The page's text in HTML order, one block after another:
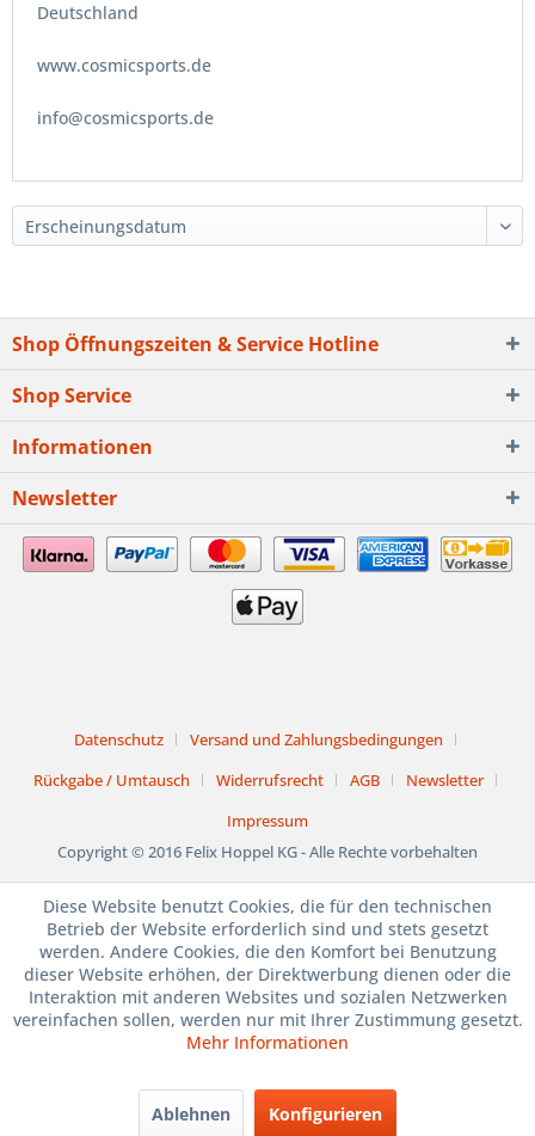
1. bis 15. August
BETRIEBSURLAUB
JULI und AUGUST
SAMSTAG GSCHLOSSEN
Deutschland
www.cosmicsports.de
info@cosmicsports.de
Shop Öffnungszeiten & Service Hotline
Shop Service
Informationen
Newsletter
Datenschutz
Versand und Zahlungsbedingungen
Rückgabe / Umtausch
Widerrufsrecht AGB
Newsletter
Impressum
Copyright © 2016 Felix Hoppel KG - Alle Rechte vorbehalten
Diese Website benutzt Cookies, die für den technischen
Betrieb der Website erforderlich sind und stets gesetzt
werden. Andere Cookies, die den Komfort bei Benutzung
dieser Website erhöhen, der Direktwerbung dienen oder die
Interaktion mit anderen Websites und sozialen Netzwerken
vereinfachen sollen, werden nur mit Ihrer Zustimmung gesetzt.
Mehr Informationen
Ablehnen Konfigurieren